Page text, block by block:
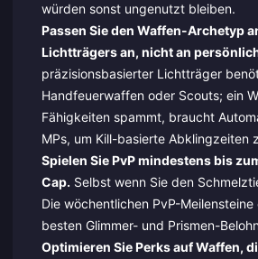
würden sonst ungenutzt bleiben.
Passen Sie den Waffen-Archetyp
Lichtträgers an, nicht an
präzisionsbasierter Lichtträger
Handfeuerwaffen oder Scouts; ein
Fähigkeiten spammt, braucht
MPs, um Kill-basierte Abklingzeiten
Spielen Sie PvP mindestens bis
Cap. Selbst wenn Sie den
Die wöchentlichen PvP-
besten Glimmer- und Prismen-
Optimieren Sie Perks auf Waffen,